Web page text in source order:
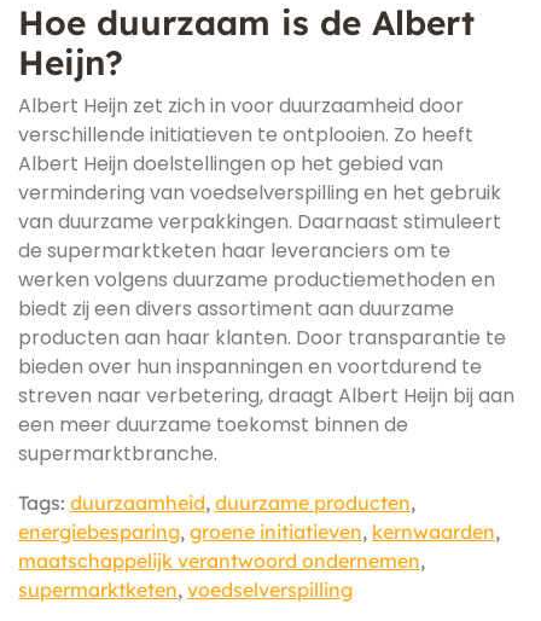
Hoe duurzaam is de Albert
Heijn?
Albert Heijn zet zich in voor duurzaamheid door
verschillende initiatieven te ontplooien. Zo heeft
Albert Heijn doelstellingen op het gebied van
vermindering van voedselverspilling en het gebruik
van duurzame verpakkingen. Daarnaast stimuleert
de supermarktketen haar leveranciers om te
werken volgens duurzame productiemethoden en
biedt zij een divers assortiment aan duurzame
producten aan haar klanten. Door transparantie te
bieden over hun inspanningen en voortdurend te
streven naar verbetering, draagt Albert Heijn bij aan
een meer duurzame toekomst binnen de
supermarktbranche.
Tags: duurzaamheid, duurzame producten,
energiebesparing, groene initiatieven, kernwaarden,
maatschappelijk verantwoord ondernemen,
supermarktketen, voedselverspilling